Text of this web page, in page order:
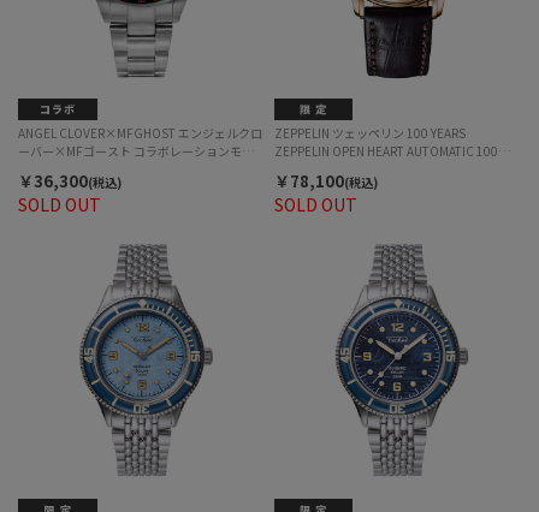
SOLD OUT
ANGEL CLOVER×MFGHOST エンジェルクロ
ーバー×MFゴースト コラボレーションモデ
ョン MFG40-TO ソーラー メンズ
￥36,300(税込)
SOLD OUT
ZEPPELIN ツェッペリン 100 YEARS
ZEPPELIN OPEN HEART AUTOMATIC 100周
ック 7662-8 メンズ
￥78,100(税込)